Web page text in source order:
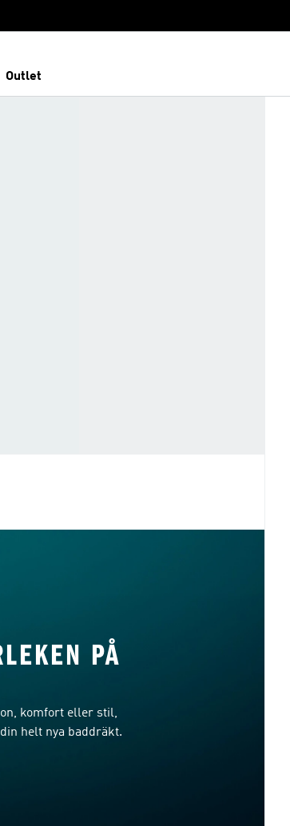
Outlet
PÅ
komfort eller stil,
helt nya baddräkt.